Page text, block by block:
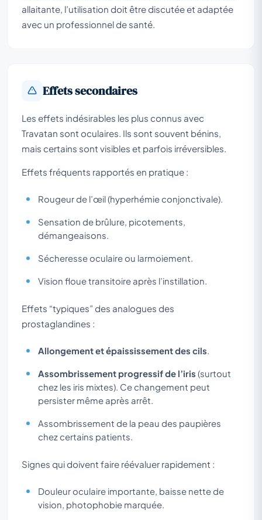
allaitante, l’utilisation doit être discutée et adaptée
avec un professionnel de santé.
Effets secondaires
Les effets indésirables les plus connus avec
Travatan sont oculaires. Ils sont souvent bénins,
mais certains sont visibles et parfois irréversibles.
Effets fréquents rapportés en pratique :
Rougeur de l’œil (hyperhémie conjonctivale).
Sensation de brûlure, picotements,
démangeaisons.
Sécheresse oculaire ou larmoiement.
Vision floue transitoire après l’instillation.
Effets “typiques” des analogues des
prostaglandines :
Allongement et épaississement des cils
Assombrissement progressif de l’iris (surtout
chez les iris mixtes). Ce changement peut
persister même après arrêt.
Assombrissement de la peau des paupières
chez certains patients.
Signes qui doivent faire réévaluer rapidement :
Douleur oculaire importante, baisse nette de
vision, photophobie marquée.